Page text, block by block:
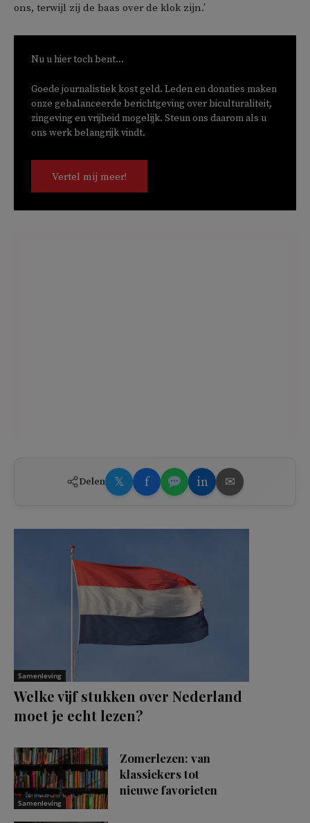
ons, terwijl zij de baas over de klok zijn.’
Nu u hier toch bent...
Goede journalistiek kost geld. Leden en donaties maken
onze gebalanceerde berichtgeving over biculturaliteit,
zingeving en vrijheid mogelijk. Steun ons daarom als u
ons werk belangrijk vindt.
Vertel mij meer!
Delen 𝕏 f in ✉
Samenleving
Welke vijf stukken over Nederland
moet je echt lezen?
Samenleving
Zomerlezen: van
klassiekers tot
nieuwe favorieten